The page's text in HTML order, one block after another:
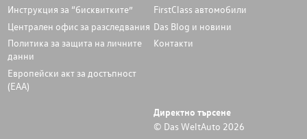
Инструкция за “бисквитките”
Централен офис за разследвания
Политика за защита на личните
данни
Европейски акт за достъпност
(ЕАА)
FirstClass автомобили
Das Blog и новини
Контакти
Директно търсене
© Das WeltAuto 2026